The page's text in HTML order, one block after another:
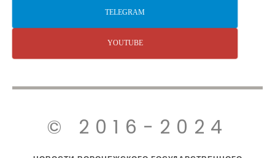
TELEGRAM
YOUTUBE
© 2016-2024